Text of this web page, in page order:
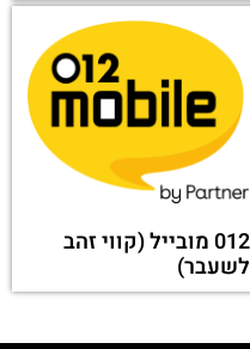
012 מובייל (קווי זהב
לשעבר)